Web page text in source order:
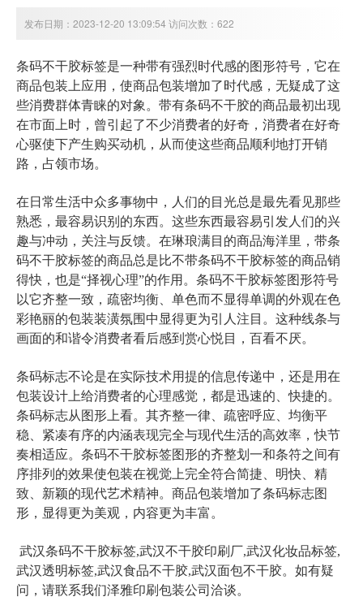
发布日期：2023-12-20 13:09:54 访问次数：622
条码不干胶标签是一种带有强烈时代感的图形符号，它在
商品包装上应用，使商品包装增加了时代感，无疑成了这
些消费群体青睐的对象。带有条码不干胶的商品最初出现
在市面上时，曾引起了不少消费者的好奇，消费者在好奇
心驱使下产生购买动机，从而使这些商品顺利地打开销
路，占领市场。
在日常生活中众多事物中，人们的目光总是最先看见那些
熟悉，最容易识别的东西。这些东西最容易引发人们的兴
趣与冲动，关注与反馈。在琳琅满目的商品海洋里，带条
码不干胶标签的商品总是比不带条码不干胶标签的商品销
得快，也是“择视心理”的作用。条码不干胶标签图形符号
以它齐整一致，疏密均衡、单色而不显得单调的外观在色
彩艳丽的包装装潢氛围中显得更为引人注目。这种线条与
画面的和谐令消费者看后感到赏心悦目，百看不厌。
条码标志不论是在实际技术用提的信息传递中，还是用在
包装设计上给消费者的心理感觉，都是迅速的、快捷的。
条码标志从图形上看。其齐整一律、疏密呼应、均衡平
稳、紧凑有序的内涵表现完全与现代生活的高效率，快节
奏相适应。条码不干胶标签图形的齐整划一和条符之间有
序排列的效果使包装在视觉上完全符合简捷、明快、精
致、新颖的现代艺术精神。商品包装增加了条码标志图
形，显得更为美观，内容更为丰富。
武汉条码不干胶标签,武汉不干胶印刷厂,武汉化妆品标签,
武汉透明标签,武汉食品不干胶,武汉面包不干胶。如有疑
问，请联系我们泽雅印刷包装公司洽谈。